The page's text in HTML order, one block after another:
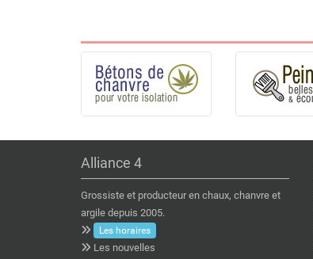
Alliance 4
Grossiste et producteur en chaux, chanvre et
argile depuis 2005.
Les horaires
Les nouvelles